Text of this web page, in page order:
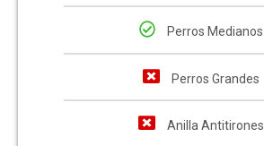
Perros Medianos
Perros Grandes
Anilla Antitirones